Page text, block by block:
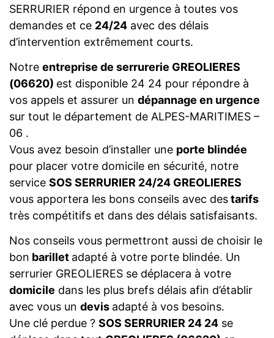
SERRURIER répond en urgence à toutes vos
demandes et ce 24/24 avec des délais
d’intervention extrêmement courts.
Notre entreprise de serrurerie GREOLIERES
(06620) est disponible 24 24 pour répondre à
vos appels et assurer un dépannage en urgence
sur tout le département de ALPES-MARITIMES –
06 .
Vous avez besoin d’installer une porte blindée
pour placer votre domicile en sécurité, notre
service SOS SERRURIER 24/24 GREOLIERES
vous apportera les bons conseils avec destarifs
très compétitifs et dans des délais satisfaisants.
Nos conseils vous permettront aussi de choisir le
bon barillet adapté à votre porte blindée. Un
serrurier GREOLIERES se déplacera à votre
domicile dans les plus brefs délais afin d’établir
avec vous un devis adapté à vos besoins.
Une clé perdue ? SOS SERRURIER 24 24 se